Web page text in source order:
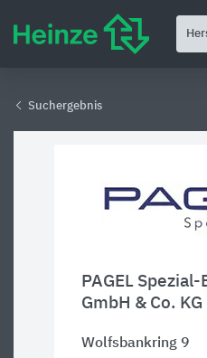
Suchergebnis
PAGEL
GmbH & Co. KG
Wolfsbankring 9